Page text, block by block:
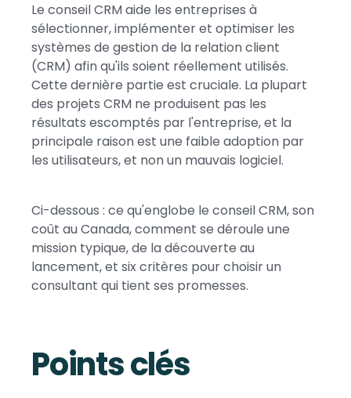
Le conseil CRM aide les entreprises à
sélectionner, implémenter et optimiser les
systèmes de gestion de la relation client
(CRM) afin qu'ils soient réellement utilisés.
Cette dernière partie est cruciale. La plupart
des projets CRM ne produisent pas les
résultats escomptés par l'entreprise, et la
principale raison est une faible adoption par
les utilisateurs, et non un mauvais logiciel.
Ci-dessous : ce qu'englobe le conseil CRM, son
coût au Canada, comment se déroule une
mission typique, de la découverte au
lancement, et six critères pour choisir un
consultant qui tient ses promesses.
Points clés